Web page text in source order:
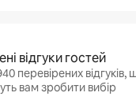
відгуки гостей
перевірених відгуків,
вам зробити вибір